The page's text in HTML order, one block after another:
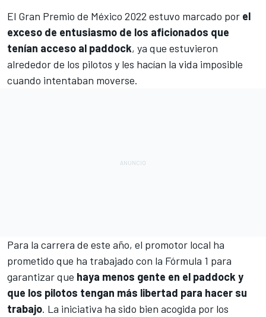
El Gran Premio de México 2022 estuvo marcado por el
exceso de entusiasmo de los aficionados que
tenían acceso al paddock, ya que estuvieron
alrededor de los pilotos y les hacían la vida imposible
cuando intentaban moverse.
Para la carrera de este año, el promotor local ha
prometido que ha trabajado con la Fórmula 1 para
garantizar que haya menos gente en el paddock y
que los pilotos tengan más libertad para hacer su
trabajo. La iniciativa ha sido bien acogida por los